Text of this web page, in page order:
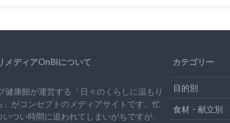
メディアOnBiについて
健康館が運営する「日々のくらしに温もり
」がコンセプトのメディアサイトです。忙
いつい時間に追われてしまいがちですが、
カテゴリー
目的別
食材・献立別